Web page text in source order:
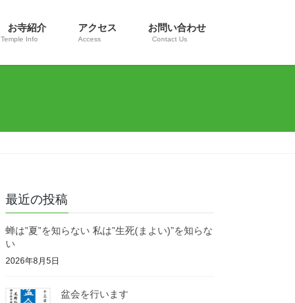
お寺紹介
Temple Info
アクセス
Access
お問い合わせ
Contact Us
最近の投稿
蝉は”夏”を知らない 私は”生死(まよい)”を知らな
い
2026年8月5日
盆会を行います